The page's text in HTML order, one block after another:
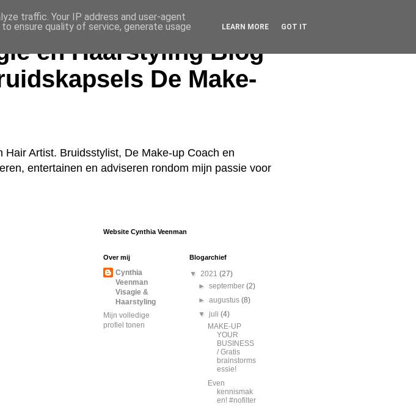
en Haarstyling Blog
De Make-
Artist. Bruidsstylist, De Make-up Coach en
entertainen en adviseren rondom mijn passie voor
Website Cynthia Veenman
Over mij
Cynthia
Veenman
Visagie &
Haarstyling
Mijn volledige
profiel tonen
Blogarchief
▼ 2021 (27)
►september(2)
►augustus(8)
▼juli(4)
MAKE-UP
YOUR
BUSINESS
/ Gratis
brainstorms
essie!
Even
kennismak
en! #nofilter
traffic. Your IP address and user-agent
ensure quality of service, generate usage
LEARN MORE GOT IT